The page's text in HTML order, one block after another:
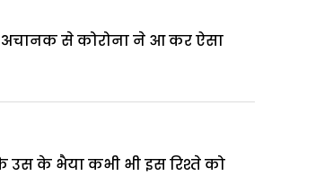
अचानक से कोरोना ने आ कर ऐसा
उस के भैया कभी भी इस रिश्ते को